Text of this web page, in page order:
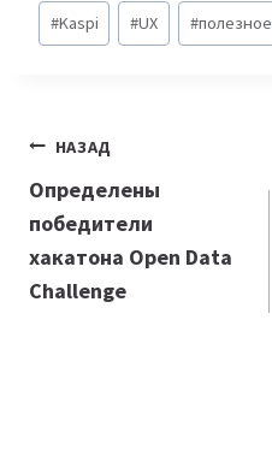
Метки
записи:
#Kaspi #UX #полезное
Навигация
по
записям
НАЗАД
Определены
победители
хакатона Open Data
Challenge